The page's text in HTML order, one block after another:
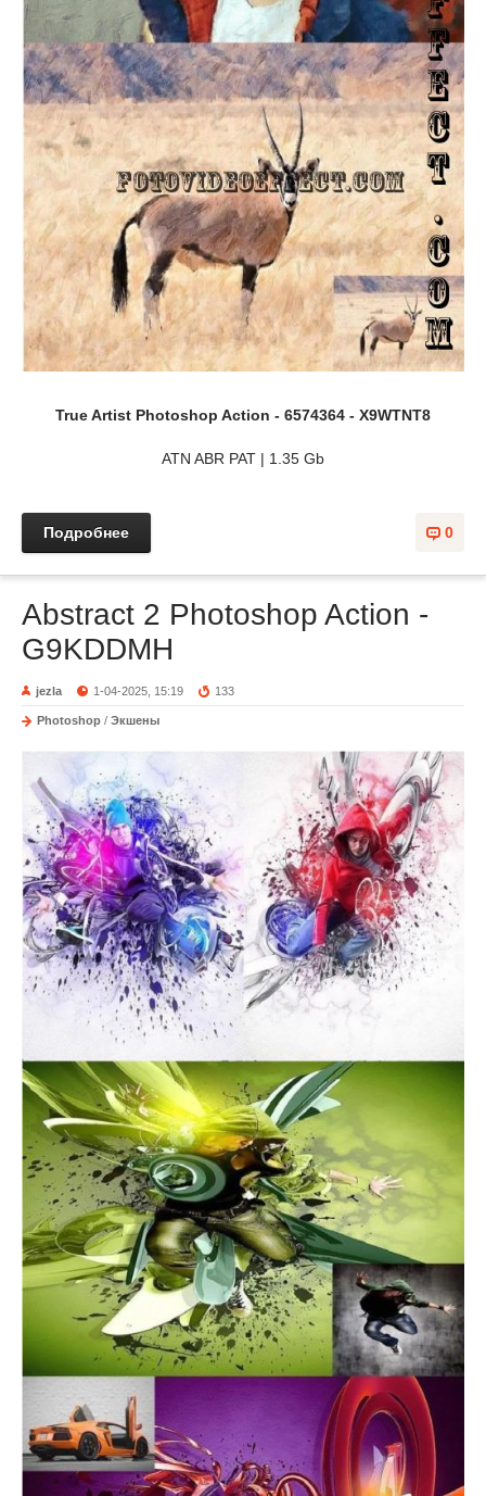
True Artist Photoshop Action - 6574364 - X9WTNT8
ATN ABR PAT | 1.35 Gb
0
Подробнее
Abstract 2 Photoshop Action -
G9KDDMH
jezla 1-04-2025, 15:19 133
Photoshop / Экшены